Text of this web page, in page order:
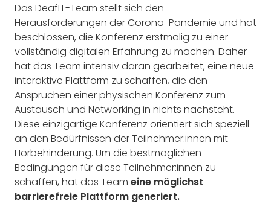
Das DeafIT-Team stellt sich den
Herausforderungen der Corona-Pandemie und hat
beschlossen, die Konferenz erstmalig zu einer
vollständig digitalen Erfahrung zu machen. Daher
hat das Team intensiv daran gearbeitet, eine neue
interaktive Plattform zu schaffen, die den
Ansprüchen einer physischen Konferenz zum
Austausch und Networking in nichts nachsteht.
Diese einzigartige Konferenz orientiert sich speziell
an den Bedürfnissen der Teilnehmer:innen mit
Hörbehinderung. Um die bestmöglichen
Bedingungen für diese Teilnehmer:innen zu
schaffen, hat das Team eine möglichst
barrierefreie Plattform generiert.